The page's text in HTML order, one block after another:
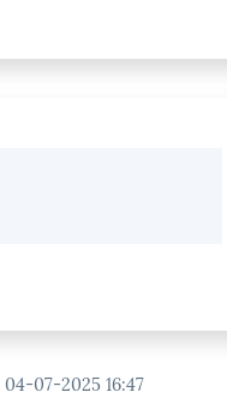
04-07-2025 16:47